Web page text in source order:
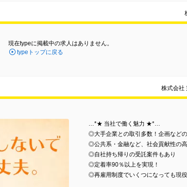
現在typeに掲載中の求人はありません。
typeトップに戻る
株式会社
…*★ 当社で働く魅力 ★*…
◎大手企業との取引多数！企画など
◎公共系・金融など、社会貢献性の
◎自社持ち帰りの受託案件もあり
◎定着率90％以上を実現！
◎再雇用制度でいくつになっても現